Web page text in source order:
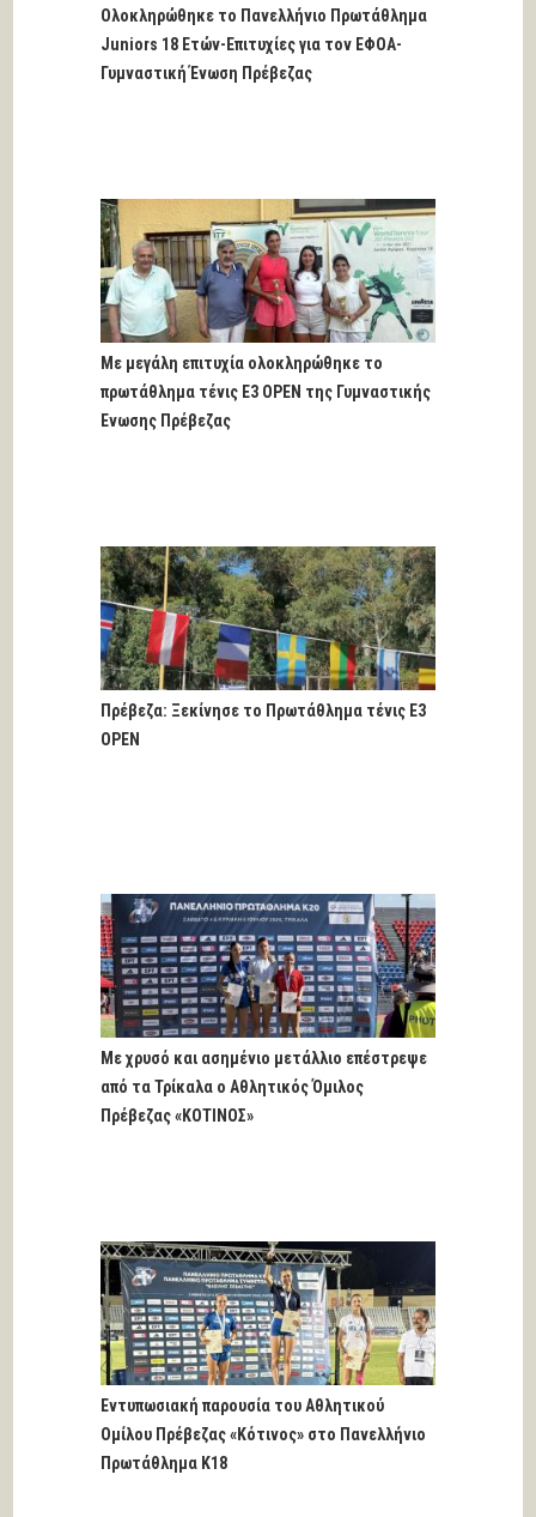
Ολοκληρώθηκε το Πανελλήνιο Πρωτάθλημα
Juniors 18 Ετών-Επιτυχίες για τον ΕΦΟΑ-
Γυμναστική Ένωση Πρέβεζας
Με μεγάλη επιτυχία ολοκληρώθηκε το
πρωτάθλημα τένις Ε3 OPEN της Γυμναστικής
Ένωσης Πρέβεζας
Πρέβεζα: Ξεκίνησε το Πρωτάθλημα τένις Ε3
OPEN
Με χρυσό και ασημένιο μετάλλιο επέστρεψε
από τα Τρίκαλα ο Αθλητικός Όμιλος
Πρέβεζας «ΚΟΤΙΝΟΣ»
Εντυπωσιακή παρουσία του Αθλητικού
Ομίλου Πρέβεζας «Κότινος» στο Πανελλήνιο
Πρωτάθλημα Κ18